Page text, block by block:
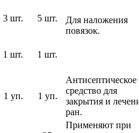
Для наложения
повязок.
3 шт. 5 шт.
1 шт. 1 шт.
1 уп. 1 уп.
Антисептическое
средство для
закрытия и
ран.
Применяют при